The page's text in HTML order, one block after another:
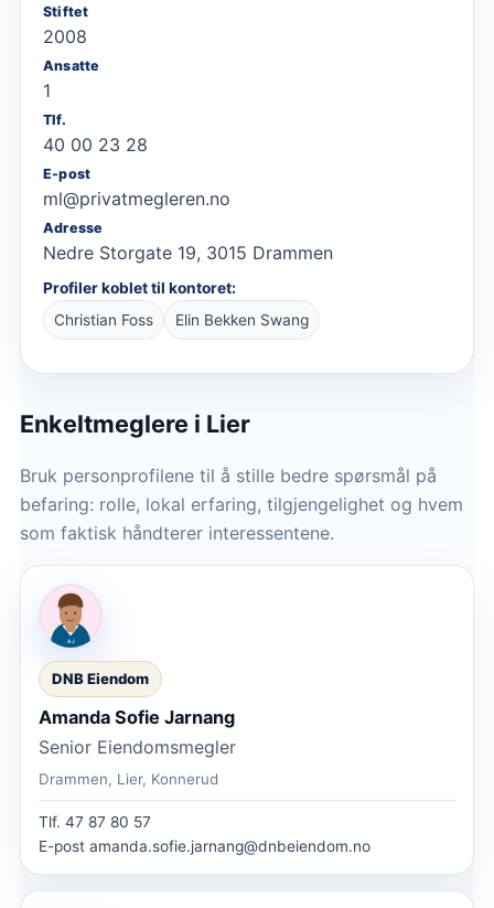
Stiftet
2008
Ansatte
1
Tlf.
40 00 23 28
E-post
ml@privatmegleren.no
Adresse
Nedre Storgate 19, 3015 Drammen
Profiler koblet til kontoret:
Christian Foss
Elin Bekken Swang
Enkeltmeglere i Lier
Bruk personprofilene til å stille bedre spørsmål på
befaring: rolle, lokal erfaring, tilgjengelighet og hvem
som faktisk håndterer interessentene.
DNB Eiendom
Amanda Sofie Jarnang
Senior Eiendomsmegler
Drammen, Lier, Konnerud
Tlf. 47 87 80 57
E-post amanda.sofie.jarnang@dnbeiendom.no